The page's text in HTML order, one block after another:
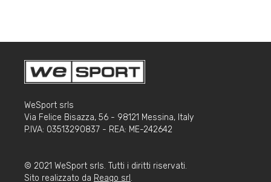
WeSport srls
Via Felice Bisazza, 56 - 98121 Messina, Italy
P.IVA: 03513290837 - REA: ME-242642
© 2021 WeSport srls. Tutti i diritti riservati.
Sito realizzato da Reago srl .